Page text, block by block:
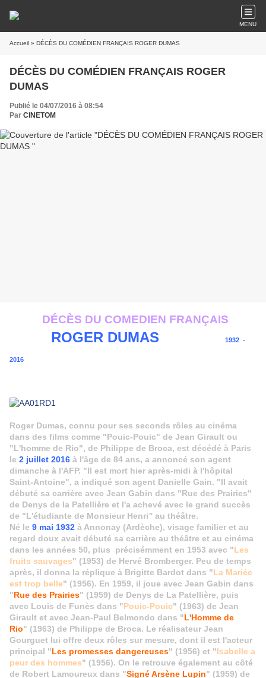
MENU
Accueil » DÉCÈS DU COMÉDIEN FRANÇAIS ROGER DUMAS
DÉCÈS DU COMÉDIEN FRANÇAIS ROGER
DUMAS
Publié le 04/07/2016 à 08:54
Par CINETOM
DÉCÈS DU COMEDIEN FRANÇAIS
ROGER DUMAS 1932 -
2016
Roger Dumas, connu pour ses seconds rôles au cinéma
dans des films comme "Pouic-Pouic" de Jean Girault ou
"L'homme de Rio", de Philippe de Broca, est décédé à Paris
le 2 juillet 2016 à l'âge de 84 ans, a annoncé son agent
dimanche à l'AFP. "Il est mort hier après-midi à l'hôpital
Saint-Antoine", a indiqué son agent Danielle Gain. "Il avait
débuté sa carrière avec Jean Gabin dans "Rue des Prairies"
de Denys de la Patellière et l'a achevé avec le grand succès
de "L'étudiante de Monsieur Henri" au théâtre.
Né le 9 mai 1932 à Annonay (Ardèche), visage familier et au
regard doux avait débuté sa carrière au théâtre et au cinéma
dans les années 50, plus précisémment en 1953 avec "Les
fruits sauvages" (1953) de Hervé Bromberger. Peu de temps
après, il donna la réplique à Brigitte Bardot dans "La Mariée
est trop belle" (1956). En 1959, il joue avec Jean Gabin dans
"Rue des Prairies" (1959) de Denys de La Patellière, puis
avec Louis de Funès dans "Pouic-Pouic" (1963) de Jean
Girault et avec Jean-Paul Belmondo dans "L'Homme de
Rio" (1963) de Philippe de Broca. Le réalisateur Jean
Gourguet lui offre deux rôles sur mesure, dont il est l'acteur
principal "Les promesses dangereuses" (1956) et "Isabelle a
peur des hommes" (1956). On le retrouve également au côté
de Robert Lamoureux dans "Signé Arsène Lupin" (1959) de